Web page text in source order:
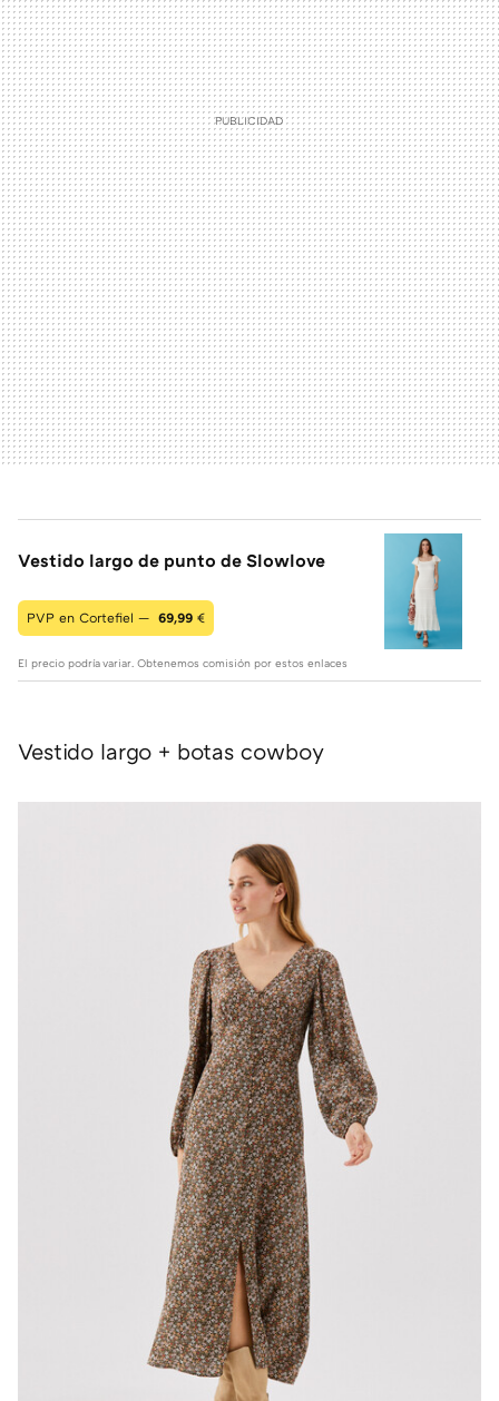
Vestido largo de punto de Slowlove
PVP en Cortefiel — 69,99 €
El precio podría variar. Obtenemos comisión por estos enlaces
Vestido largo + botas cowboy